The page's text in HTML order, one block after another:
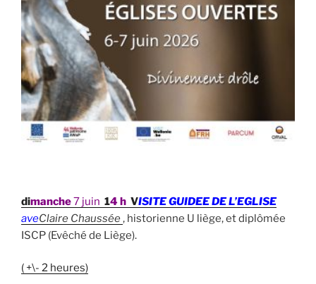
dimanche7 juin 14 h VISITE GUIDEE DE L’EGLISE
aveClaire Chaussée, historienne U liège, et diplômée
ISCP (Evêché de Liège).
( +\- 2 heures)